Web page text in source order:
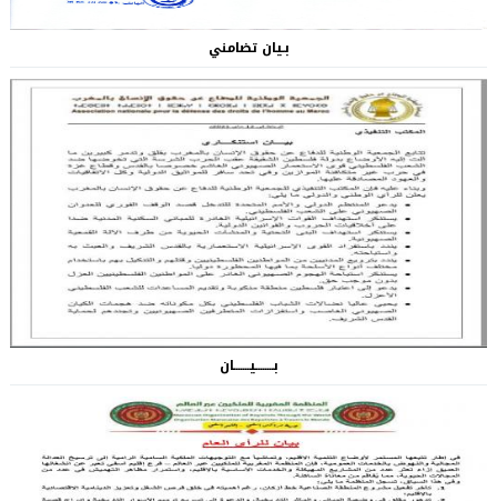
بـيان تضامني
بــــــــيـــــــان